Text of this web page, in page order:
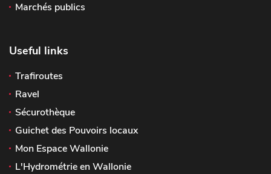
Marchés publics
Useful links
Trafiroutes
Ravel
Sécurothèque
Guichet des Pouvoirs locaux
Mon Espace Wallonie
L'Hydrométrie en Wallonie